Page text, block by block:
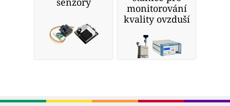
monitorování
kvality ovzduší